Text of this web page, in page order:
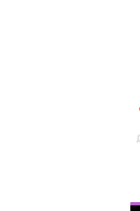
Z